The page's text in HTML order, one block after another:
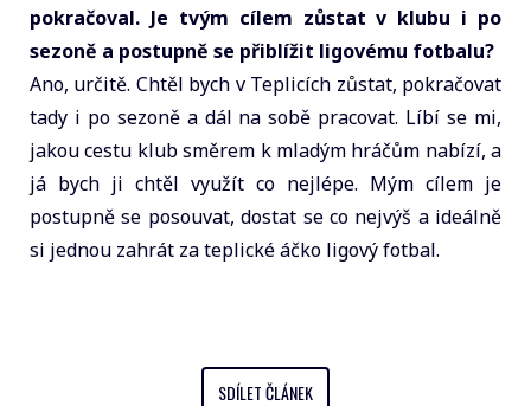
pokračoval. Je tvým cílem zůstat v klubu i po
sezoně a postupně se přiblížit ligovému fotbalu?
Ano, určitě. Chtěl bych v Teplicích zůstat, pokračovat
tady i po sezoně a dál na sobě pracovat. Líbí se mi,
jakou cestu klub směrem k mladým hráčům nabízí, a
já bych ji chtěl využít co nejlépe. Mým cílem je
postupně se posouvat, dostat se co nejvýš a ideálně
si jednou zahrát za teplické áčko ligový fotbal.
SDÍLET ČLÁNEK